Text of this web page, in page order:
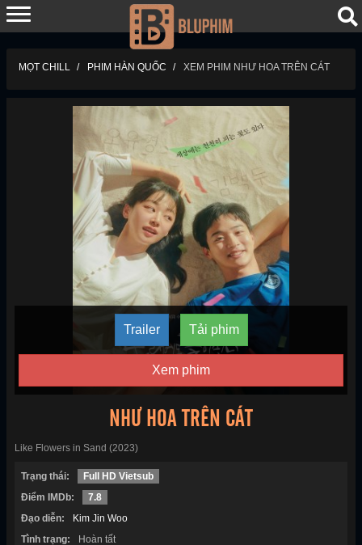
MỌT CHILL PHIM HÀN QUỐC XEM PHIM NHƯ HOA TRÊN CÁT
Trailer Tải phim
Xem phim
NHƯ HOA TRÊN CÁT
Like Flowers in Sand (2023)
Trạng thái:
Full HD Vietsub
Điểm IMDb:
7.8
Đạo diễn:
Kim Jin Woo
Tình trạng:
Hoàn tất